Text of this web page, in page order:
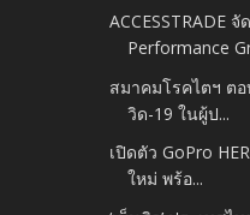
ACCESSTRADE
Performance
สมาคมโรคไตฯ ต
วิด-19 ในผู้ป...
เปิดตัว GoPro
ใหม่ พร้อ...